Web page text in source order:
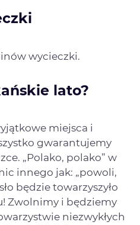
wycieczki.
lato?
miejsca i
gwarantujemy
„Polako, polako” w
innego jak: „powoli,
będzie towarzyszyło
Zwolnimy i będziemy
niezwykłych